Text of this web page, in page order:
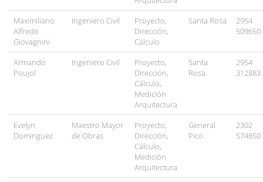
Maximiliano
Alfredo
Giovagnini
Ingeniero Civil
Proyecto,
Dirección,
Cálculo
Santa Rosa
2954
509650
Armando
Poujol
Ingeniero Civil
Proyecto,
Dirección,
Cálculo,
Medición
Arquitectura
Santa
Rosa
2954
312883
Evelyn
Dominguez
Maestro Mayor
de Obras
Proyecto,
Dirección,
Cálculo,
Medición
Arquitectura
General
Pico
2302
574850